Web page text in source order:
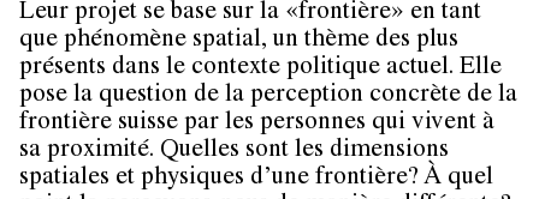
Leur projet se base sur la «frontière» en tant
que phénomène spatial, un thème des plus
présents dans le contexte politique actuel. Elle
pose la question de la perception concrète de la
frontière suisse par les personnes qui vivent à
sa proximité. Quelles sont les dimensions
spatiales et physiques d’une frontière? À quel